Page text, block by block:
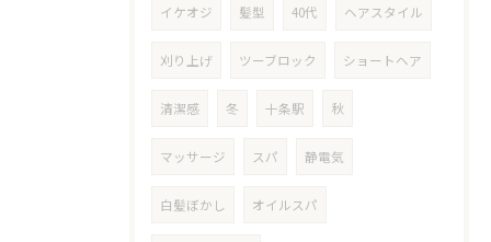
イケオジ 髪型 40代 ヘアスタイル
刈り上げ ツーブロック ショートヘア
清潔感 冬 十条駅 秋
マッサージ スパ 静電気
白髪ぼかし オイルスパ